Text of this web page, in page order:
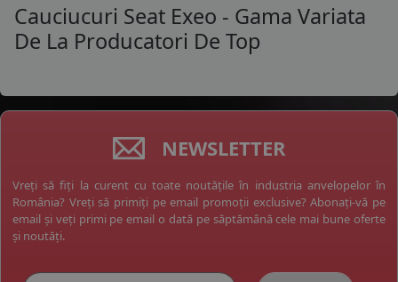
Cauciucuri Seat Exeo - Gama Variata
De La Producatori De Top
NEWSLETTER
Vreți să fiți la curent cu toate noutățile în industria anvelopelor în
România? Vreți să primiți pe email promoții exclusive? Abonați-vă pe
email și veți primi pe email o dată pe săptămână cele mai bune oferte
și noutăți.